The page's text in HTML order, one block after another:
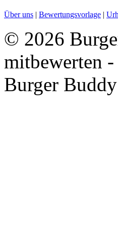
Über uns | Bewertungsvorlage |
© 2026
mitbewerten
Burger Buddy